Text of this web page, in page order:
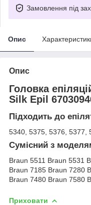
Замовлення під
Опис
Опис
Головка
Silk Epil
Підходить до
5340, 5375, 5376, 5377,
Сумісний з
Braun 5511 Braun 5531
Braun 7185 Braun 7280
Braun 7480 Braun 7580
Приховати